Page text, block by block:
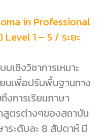
in Professional
Level 1 – 5 / ระยะ
เชิงวิชาการเหมาะ
นเพื่อปรับพื้นฐานทาง
งการเรียนภาษา
สูตรต่างๆของสถาบัน
ระดับละ 8 สัปดาห์ มี